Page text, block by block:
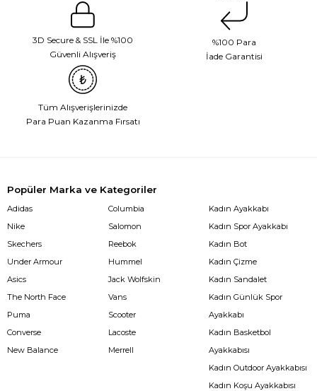
3D Secure & SSL İle %100
Güvenli Alışveriş
%100 Para
İade Garantisi
Tüm Alışverişlerinizde
Para Puan Kazanma Fırsatı
Popüler Marka ve Kategoriler
Adidas
Nike
Skechers
Under Armour
Asics
The North Face
Puma
Converse
New Balance
Columbia
Salomon
Reebok
Hummel
Jack Wolfskin
Vans
Scooter
Lacoste
Merrell
Kadın Ayakkabı
Kadın Spor Ayakkabı
Kadın Bot
Kadın Çizme
Kadın Sandalet
Kadın Günlük Spor
Ayakkabı
Kadın Basketbol
Ayakkabısı
Kadın Outdoor Ayakkabısı
Kadın Koşu Ayakkabısı